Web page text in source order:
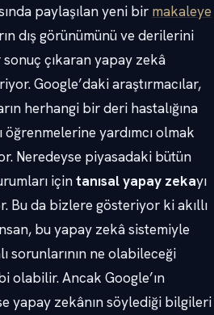
paylaşılan yeni bir makaleye
dış görünümünü ve derilerini
çıkaran yapay zekâ
Google’daki araştırmacılar,
herhangi bir deri hastalığına
öğrenmelerine yardımcı olmak
Neredeyse piyasadaki bütün
içintanısal yapay zekayı
Bu da bizlere gösteriyor ki akıllı
bu yapay zekâ sistemiyle
sorunlarının ne olabileceği
olabilir. Ancak Google’ın
yapay zekânın söylediği bilgileri